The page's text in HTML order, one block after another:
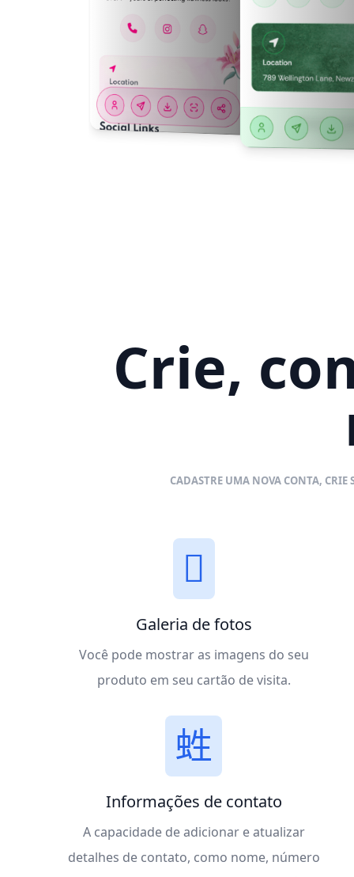
Crie,
CADASTRE UMA NOVA CONTA, CRIE
Galeria de fotos
Você pode mostrar as imagens do seu
produto em seu cartão de visita.
Informações de contato
A capacidade de adicionar e atualizar
detalhes de contato, como nome, número